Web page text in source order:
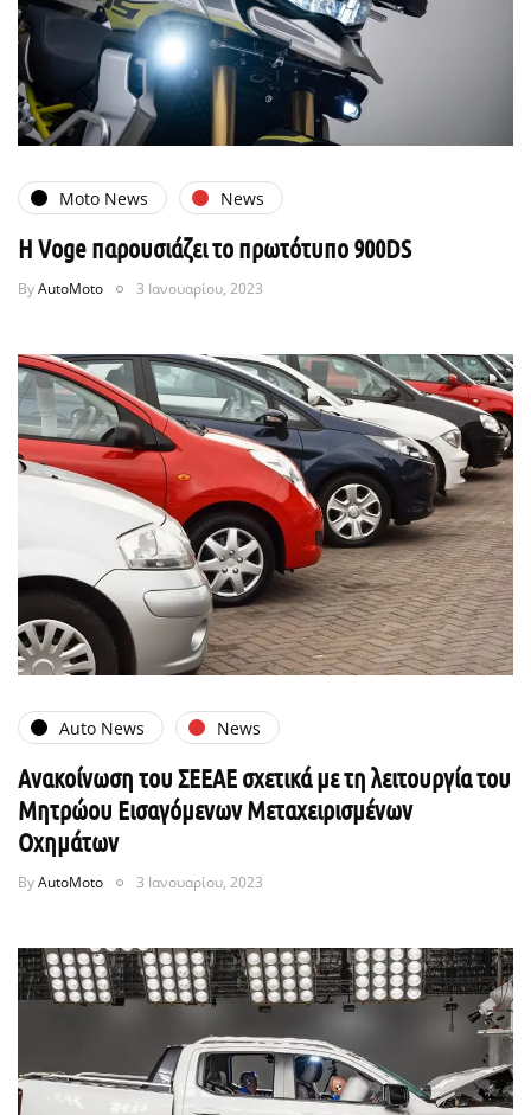
Moto News News
H Voge παρουσιάζει το πρωτότυπο 900DS
ByAutoMoto 3 Ιανουαρίου, 2023
Auto News News
Ανακοίνωση του ΣΕΕΑΕ σχετικά με τη λειτουργία του
Μητρώου Εισαγόμενων Μεταχειρισμένων
Οχημάτων
ByAutoMoto 3 Ιανουαρίου, 2023